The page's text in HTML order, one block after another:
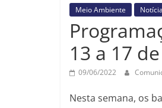
Meio Ambiente
13 a 17
09/06/2022
Nesta semana, os